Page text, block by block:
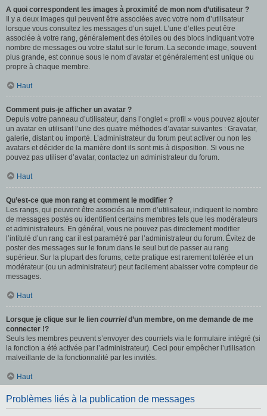
A quoi correspondent les images à proximité de mon nom d’utilisateur ?
Il y a deux images qui peuvent être associées avec votre nom d’utilisateur
lorsque vous consultez les messages d’un sujet. L’une d’elles peut être
associée à votre rang, généralement des étoiles ou des blocs indiquant votre
nombre de messages ou votre statut sur le forum. La seconde image, souvent
plus grande, est connue sous le nom d’avatar et généralement est unique ou
propre à chaque membre.
Haut
Comment puis-je afficher un avatar ?
Depuis votre panneau d’utilisateur, dans l’onglet « profil » vous pouvez ajouter
un avatar en utilisant l’une des quatre méthodes d’avatar suivantes : Gravatar,
galerie, distant ou importé. L’administrateur du forum peut activer ou non les
avatars et décider de la manière dont ils sont mis à disposition. Si vous ne
pouvez pas utiliser d’avatar, contactez un administrateur du forum.
Haut
Qu’est-ce que mon rang et comment le modifier ?
Les rangs, qui peuvent être associés au nom d’utilisateur, indiquent le nombre
de messages postés ou identifient certains membres tels que les modérateurs
et administrateurs. En général, vous ne pouvez pas directement modifier
l’intitulé d’un rang car il est paramétré par l’administrateur du forum. Évitez de
poster des messages sur le forum dans le seul but de passer au rang
supérieur. Sur la plupart des forums, cette pratique est rarement tolérée et un
modérateur (ou un administrateur) peut facilement abaisser votre compteur de
messages.
Haut
Lorsque je clique sur le lien courrield’un membre, on me demande de me
connecter !?
Seuls les membres peuvent s’envoyer des courriels via le formulaire intégré (si
la fonction a été activée par l’administrateur). Ceci pour empêcher l’utilisation
malveillante de la fonctionnalité par les invités.
Haut
Problèmes liés à la publication de messages